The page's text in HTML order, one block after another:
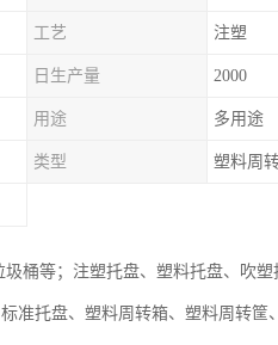
工艺 注塑
日生产量 2000
用途 多用途
类型 塑料周
桶等；注塑托盘、塑料托盘、吹
准托盘、塑料周转箱、塑料周转筐